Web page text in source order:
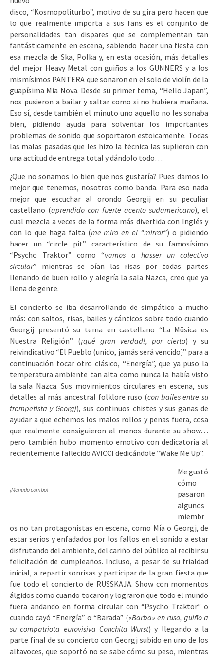
disco, “Kosmopoliturbo”, motivo de su gira pero hacen que
lo que realmente importa a sus fans es el conjunto de
personalidades tan dispares que se complementan tan
fantásticamente en escena, sabiendo hacer una fiesta con
esa mezcla de Ska, Polka y, en esta ocasión, más detalles
del mejor Heavy Metal con guiños a los GUNNERS y a los
mismísimos PANTERA que sonaron en el solo de violín de la
guapísima Mia Nova. Desde su primer tema, “Hello Japan”,
nos pusieron a bailar y saltar como si no hubiera mañana.
Eso sí, desde también el minuto uno aquello no les sonaba
bien, pidiendo ayuda para solventar los importantes
problemas de sonido que soportaron estoicamente. Todas
las malas pasadas que les hizo la técnica las suplieron con
una actitud de entrega total y dándolo todo…
¿Que no sonamos lo bien que nos gustaría? Pues damos lo
mejor que tenemos, nosotros como banda. Para eso nada
mejor que escuchar al orondo Georgij en su peculiar
castellano (aprendido con fuerte acento sudamericano), el
cual mezcla a veces de la forma más divertida con Inglés y
con lo que haga falta (me miro en el “mirror”) o pidiendo
hacer un “circle pit” característico de su famosísimo
“Psycho Traktor” como “vamos a hasser un colectivo
sircular” mientras se oían las risas por todas partes
llenando de buen rollo y alegría la sala Nazca, creo que ya
llena de gente.
El concierto se iba desarrollando de simpático a mucho
más: con saltos, risas, bailes y cánticos sobre todo cuando
Georgij presentó su tema en castellano “La Müsica es
Nuestra Religión” (¡qué gran verdad!, por cierto) y su
reivindicativo “El Pueblo (unido, jamás será vencido)” para a
continuación tocar otro clásico, “Energía”, que ya puso la
temperatura ambiente tan alta como nunca la había visto
la sala Nazca. Sus movimientos circulares en escena, sus
detalles al más ancestral folklore ruso (con bailes entre su
trompetista y Georgj), sus continuos chistes y sus ganas de
ayudar a que echemos los malos rollos y penas fuera, cosa
que realmente consiguieron al menos durante su show…
pero también hubo momento emotivo con dedicatoria al
recientemente fallecido AVICCI dedicándole “Wake Me Up”.
¡Menudo combo!
Me gustó
cómo
pasaron
algunos
miembr
os no tan protagonistas en escena, como Mía o Georgj, de
estar serios y enfadados por los fallos en el sonido a estar
disfrutando del ambiente, del cariño del público al recibir su
felicitación de cumpleaños. Incluso, a pesar de su frialdad
inicial, a repartir sonrisas y participar de la gran fiesta que
fue todo el concierto de RUSSKAJA. Show con momentos
álgidos como cuando tocaron y lograron que todo el mundo
fuera andando en forma circular con “Psycho Traktor” o
cuando cayó “Energía” o “Barada” («Barba» en ruso, guiño a
su compatriota eurovisiva Conchita Wurst) y llegando a la
parte final de su concierto con Georgj subido en uno de los
altavoces, que soportó no se sabe cómo su peso, mientras